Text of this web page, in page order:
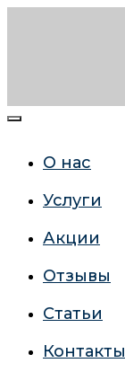
О нас
Услуги
Акции
Отзывы
Статьи
Контакты